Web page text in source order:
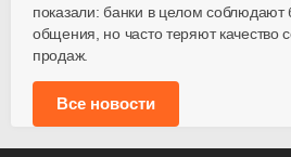
показали: банки в целом соблюдают
общения, но часто теряют качество
продаж.
Все новости